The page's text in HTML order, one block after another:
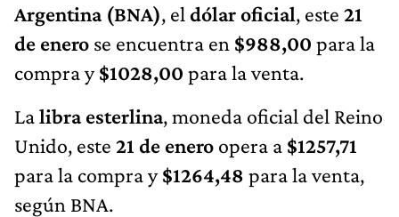
Argentina (BNA), el dólar oficial, este 21
de enero se encuentra en $988,00 para la
compra y$1028,00 para la venta.
Lalibra esterlina, moneda oficial del Reino
Unido, este 21 de enero opera a $1257,71
para la compra y$1264,48 para la venta,
según BNA.